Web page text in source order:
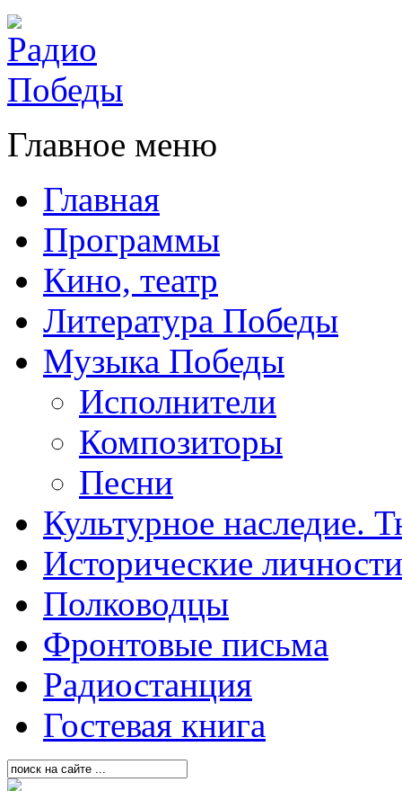
Главное меню
Главная
Программы
Кино, театр
Литература Победы
Музыка Победы
Исполнители
Композиторы
Песни
Культурное наследие.
Исторические личности
Полководцы
Фронтовые письма
Радиостанция
Гостевая книга